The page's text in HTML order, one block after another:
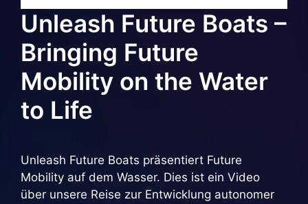
Unleash Future Boats –
Bringing Future
Mobility on the Water
to Life
Unleash Future Boats präsentiert Future
Mobility auf dem Wasser. Dies ist ein Video
über unsere Reise zur Entwicklung autonomer